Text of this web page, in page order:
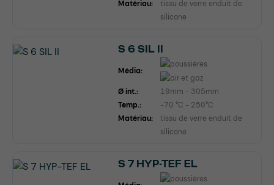
Matériau:
tissu de verre enduit de
silicone
S 6 SIL II
Média:
Ø int.:
19mm - 305mm
Temp.:
-70 °C - 250°C
Matériau:
tissu de verre enduit de
silicone
S 7 HYP-TEF EL